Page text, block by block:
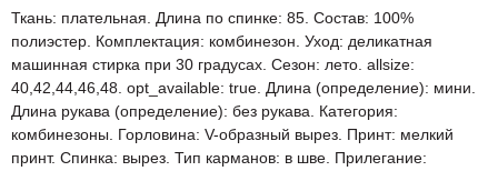
Ткань: плательная. Длина по спинке: 85. Состав: 100%
полиэстер. Комплектация: комбинезон. Уход: деликатная
машинная стирка при 30 градусах. Сезон: лето. allsize:
40,42,44,46,48. opt_available: true. Длина (определение): мини.
Длина рукава (определение): без рукава. Категория:
комбинезоны. Горловина: V-образный вырез. Принт: мелкий
принт. Спинка: вырез. Тип карманов: в шве. Прилегание: